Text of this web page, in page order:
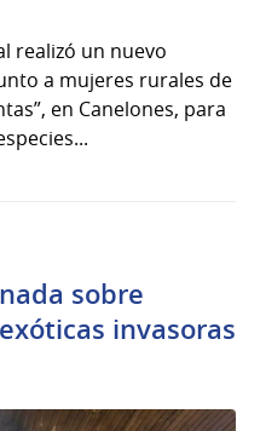
realizó un nuevo
a mujeres rurales de
en Canelones, para
sobre
invasoras